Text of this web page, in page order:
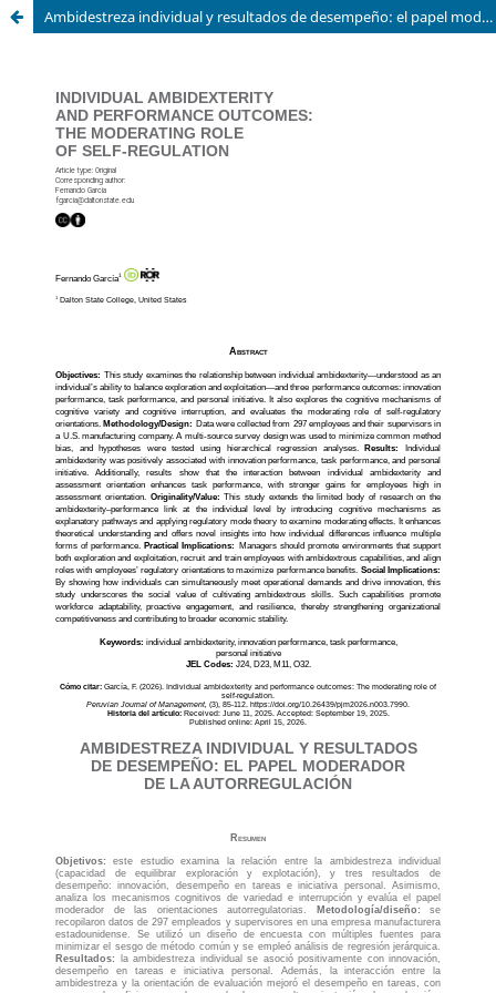
Ambidestreza individual y resultados de desempeño: el papel moderador de la autorregulación